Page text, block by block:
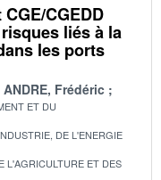
CGEDD
liés à la
les ports
ANDRE, Frédéric
ET DU
DE L'ENERGIE
L'AGRICULTURE ET DES